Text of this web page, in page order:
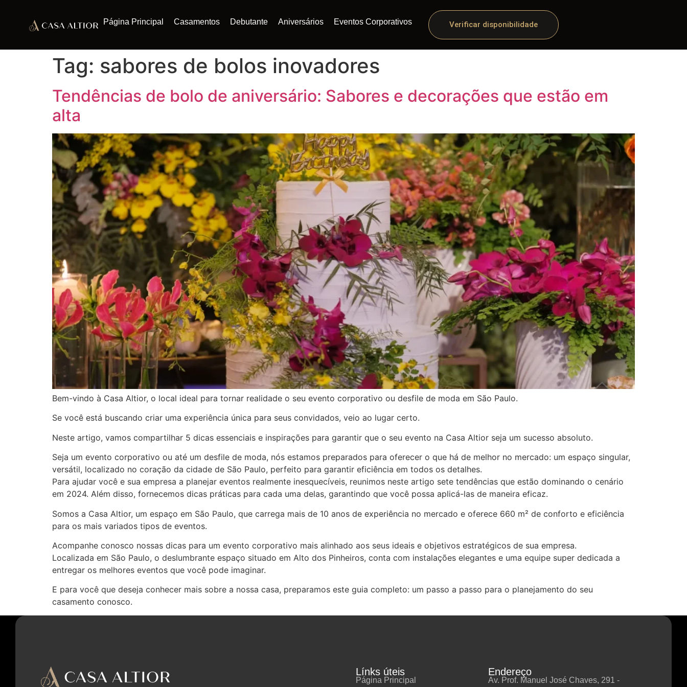
Página Principal Casamentos Debutante Aniversários Eventos Corporativos Verificar disponibilidade
Tag: sabores de bolos inovadores
Tendências de bolo de aniversário: Sabores e decorações que estão em
alta
Bem-vindo à Casa Altior, o local ideal para tornar realidade o seu evento corporativo ou desfile de moda em São Paulo.
Se você está buscando criar uma experiência única para seus convidados, veio ao lugar certo.
Neste artigo, vamos compartilhar 5 dicas essenciais e inspirações para garantir que o seu evento na Casa Altior seja um sucesso absoluto.
Seja um evento corporativo ou até um desfile de moda, nós estamos preparados para oferecer o que há de melhor no mercado: um espaço singular,
versátil, localizado no coração da cidade de São Paulo, perfeito para garantir eficiência em todos os detalhes.
Para ajudar você e sua empresa a planejar eventos realmente inesquecíveis, reunimos neste artigo sete tendências que estão dominando o cenário
em 2024. Além disso, fornecemos dicas práticas para cada uma delas, garantindo que você possa aplicá-las de maneira eficaz.
Somos a Casa Altior, um espaço em São Paulo, que carrega mais de 10 anos de experiência no mercado e oferece 660 m² de conforto e eficiência
para os mais variados tipos de eventos.
Acompanhe conosco nossas dicas para um evento corporativo mais alinhado aos seus ideais e objetivos estratégicos de sua empresa.
Localizada em São Paulo, o deslumbrante espaço situado em Alto dos Pinheiros, conta com instalações elegantes e uma equipe super dedicada a
entregar os melhores eventos que você pode imaginar.
E para você que deseja conhecer mais sobre a nossa casa, preparamos este guia completo: um passo a passo para o planejamento do seu
casamento conosco.
Línks úteis
Página Principal
Endereço
Av. Prof. Manuel José Chaves, 291 -